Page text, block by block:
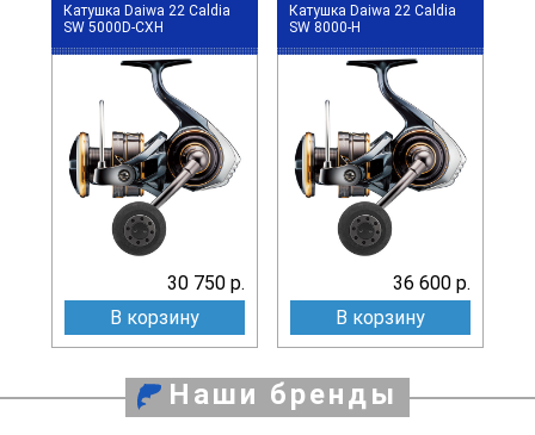
Катушка Daiwa 22 Caldia
SW 5000D-CXH
30 750 р.
В корзину
Катушка Daiwa 22 Caldia
SW 8000-H
36 600 р.
В корзину
Наши бренды